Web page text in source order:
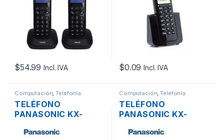
$54.99 Incl. IVA $0.09 Incl. IVA
Computación,Telefonía
TELÉFONO
PANASONIC KX-
CABINAS, OFICINAS,
Computación,Telefonía
TELÉFONO
PANASONIC KX-
CABINAS, OFICINAS,